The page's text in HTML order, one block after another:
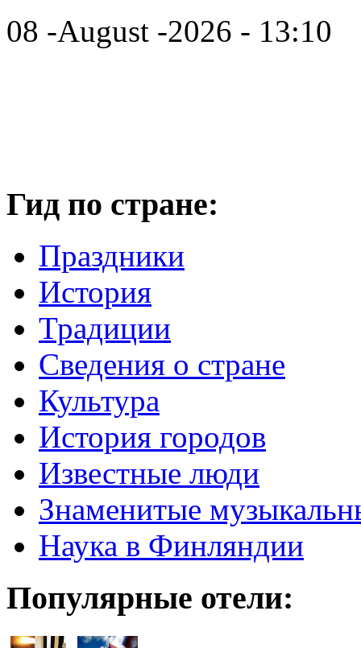
08 -August -2026 - 13:10
Гид по стране:
Праздники
История
Традиции
Cведения о стране
Культура
История городов
Известные люди
Знаменитые
Наука в Финляндии
Популярные отели: